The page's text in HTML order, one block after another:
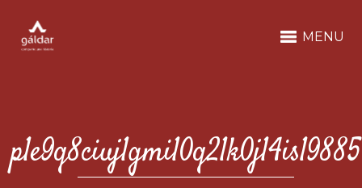
MENU
p1e9q8ciuj1gmi10q21k0j14is19885